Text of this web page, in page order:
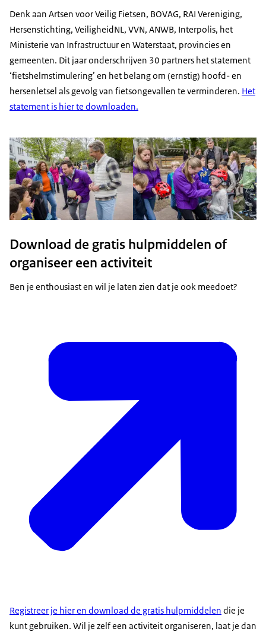
Denk aan Artsen voor Veilig Fietsen, BOVAG, RAI Vereniging,
Hersenstichting, VeiligheidNL, VVN, ANWB, Interpolis, het
Ministerie van Infrastructuur en Waterstaat, provincies en
gemeenten. Dit jaar onderschrijven 30 partners het statement
‘fietshelmstimulering’ en het belang om (ernstig) hoofd- en
hersenletsel als gevolg van fietsongevallen te verminderen. Het
statement is hier te downloaden.
Download de gratis hulpmiddelen of
organiseer een activiteit
Ben je enthousiast en wil je laten zien dat je ook meedoet?
Registreer je hier en download de gratis hulpmiddelen die je
kunt gebruiken. Wil je zelf een activiteit organiseren, laat je dan